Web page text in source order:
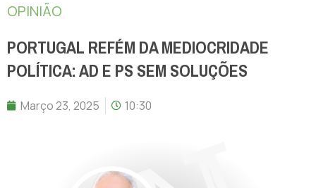
OPINIÃO
PORTUGAL REFÉM DA MEDIOCRIDADE
POLÍTICA: AD E PS SEM SOLUÇÕES
Março 23, 2025 10:30